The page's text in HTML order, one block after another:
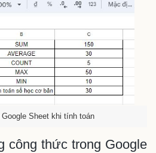
Sheet khi tính toán
công thức trong Google